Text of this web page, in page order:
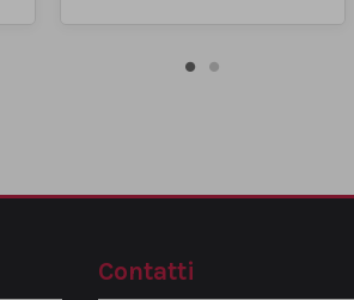
Contatti